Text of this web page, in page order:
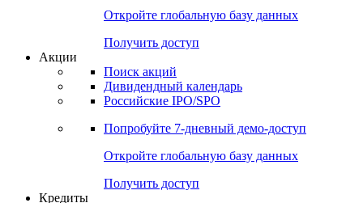
Опросы
Попробуйте7-дневный
Откройте глобальную базу данных
Получить доступ
Поиск акций
Российские IPO/SPO
Попробуйте7-дневный